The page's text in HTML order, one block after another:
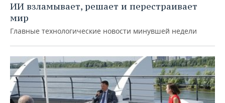
ИИ взламывает, решает и перестраивает
мир
Главные технологические новости минувшей недели